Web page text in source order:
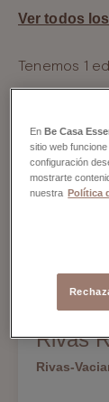
Ver todos
Tenemos 1
Rivas
Rivas-
EnBe Casa
sitio web
configuración
mostrarte
nuestra Política